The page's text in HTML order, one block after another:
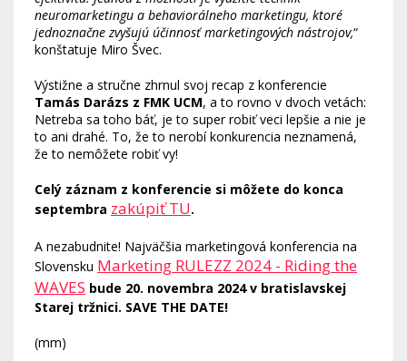
neuromarketingu a behaviorálneho marketingu, ktoré
jednoznačne zvyšujú účinnosť marketingových nástrojov,“
konštatuje Miro Švec.
Výstižne a stručne zhrnul svoj recap z konferencie
Tamás Darázs z FMK UCM, a to rovno v dvoch vetách:
Netreba sa toho báť, je to super robiť veci lepšie a nie je
to ani drahé. To, že to nerobí konkurencia neznamená,
že to nemôžete robiť vy!
Celý záznam z konferencie si môžete do konca
septembra zakúpiť TU.
A nezabudnite! Najväčšia marketingová konferencia na
Slovensku Marketing RULEZZ 2024 - Riding the
WAVES bude 20. novembra 2024 v bratislavskej
Starej tržnici. SAVE THE DATE!
(mm)